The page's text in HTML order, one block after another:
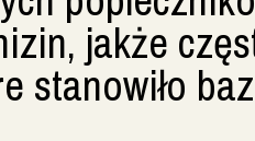
jakże
stanowiło